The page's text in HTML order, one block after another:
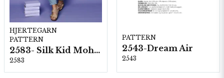
HJERTEGARN
PATTERN
2583- Silk Kid Mohair
2583
PATTERN
2543-Dream Air
2543